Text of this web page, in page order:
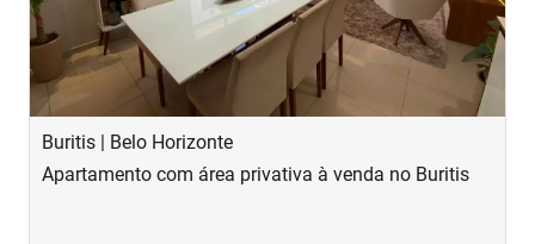
Buritis | Belo Horizonte
Apartamento com área privativa à venda no Buritis